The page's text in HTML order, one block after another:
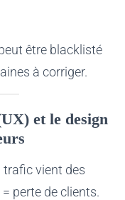
être blacklisté
à corriger.
et le design
trafic vient des
perte de clients.